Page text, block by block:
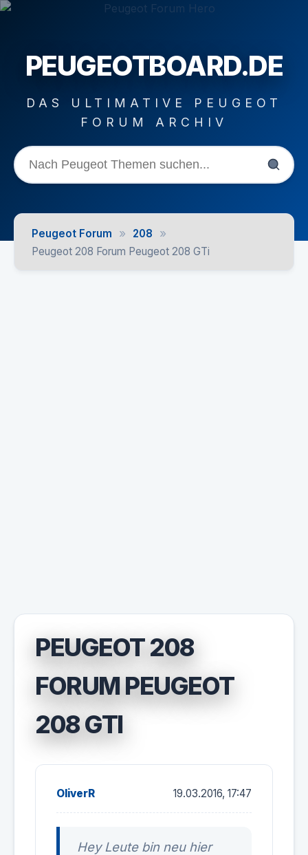
PEUGEOTBOARD.DE
DAS ULTIMATIVE PEUGEOT
FORUM ARCHIV
Peugeot Forum » 208 »
Peugeot 208 Forum Peugeot 208 GTi
PEUGEOT 208
FORUM PEUGEOT
208 GTI
OliverR 19.03.2016, 17:47
Hey Leute bin neu hier